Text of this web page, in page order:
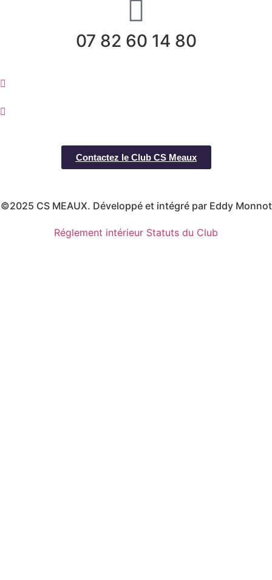
07 82 60 14 80
Contactez le Club CS Meaux
©2025 CS MEAUX. Développé et intégré par Eddy Monnot
Réglement intérieur Statuts du Club